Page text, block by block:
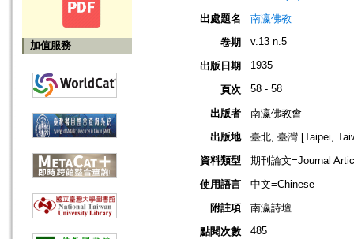
加值服務
出處題名
南瀛佛教
卷期
v.13 n.5
出版日期 1935
頁次 58 - 58
出版者
南瀛佛教會
出版地
臺北, 臺灣 [Taipei,
資料類型
期刊論文=Journal
使用語言
中文=Chinese
附註項
南瀛詩壇
點閱次數
485